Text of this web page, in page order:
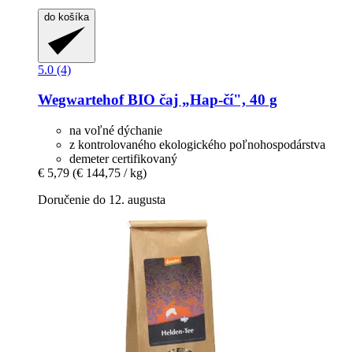
do košíka
5.0 (4)
WegwartehofBIO čaj „Hap-​čí", 40 g
na voľné dýchanie
z kontrolovaného ekologického poľnohospodárstva
demeter certifikovaný
€ 5,79 (€ 144,75 / kg)
Doručenie do 12. augusta